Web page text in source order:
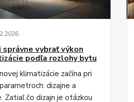
.2026
správne vybrať výkon
podľa rozlohy bytu
klimatizácie začína pri
dizajne a
Zatiaľ čo dizajn je otázkou